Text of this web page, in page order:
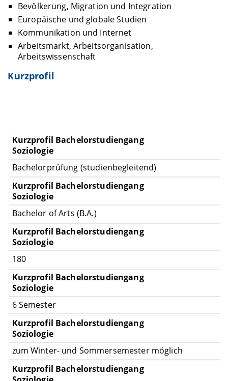
Bevölkerung, Migration und Integration
Europäische und globale Studien
Kommunikation und Internet
Arbeitsmarkt, Arbeitsorganisation,
Arbeitswissenschaft
Kurzprofil
Bachelorprüfung (studienbegleitend)
Bachelor of Arts (B.A.)
180
6 Semester
zum Winter- und Sommersemester möglich